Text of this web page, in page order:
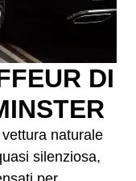
DI
naturale
silenziosa,